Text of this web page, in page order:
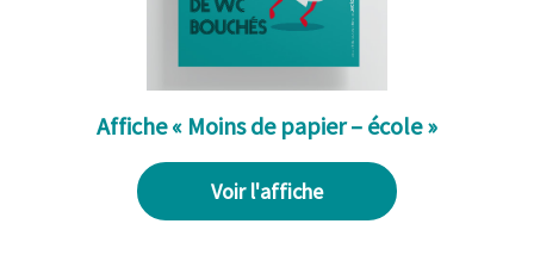
Affiche « Moins de papier – école »
Voir l'affiche